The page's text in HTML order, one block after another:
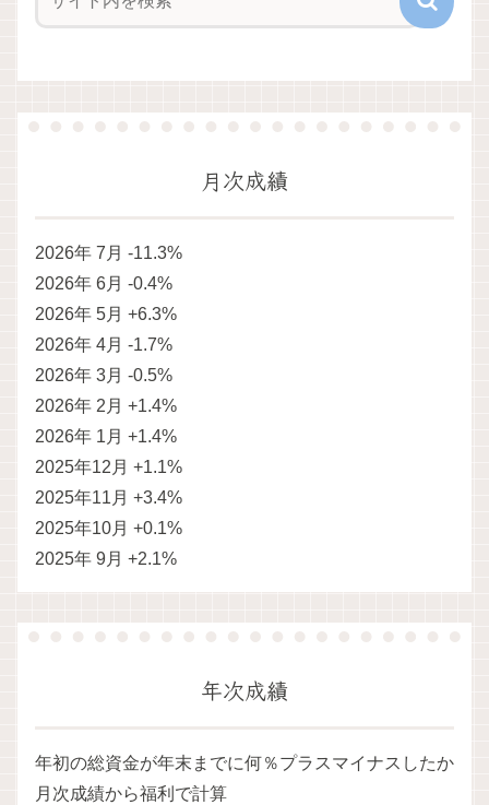
月次成績
2026年 7月 -11.3%
2026年 6月 -0.4%
2026年 5月 +6.3%
2026年 4月 -1.7%
2026年 3月 -0.5%
2026年 2月 +1.4%
2026年 1月 +1.4%
2025年12月 +1.1%
2025年11月 +3.4%
2025年10月 +0.1%
2025年 9月 +2.1%
年次成績
年初の総資金が年末までに何％プラスマイナスしたか
月次成績から福利で計算